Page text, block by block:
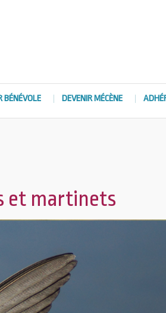
BÉNÉVOLE DEVENIR MÉCÈNE
et martinets